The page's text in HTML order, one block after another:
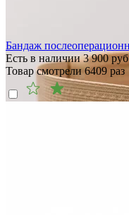
Бандаж
Есть в наличии 3 900руб
Товар смотрели 6409 раз